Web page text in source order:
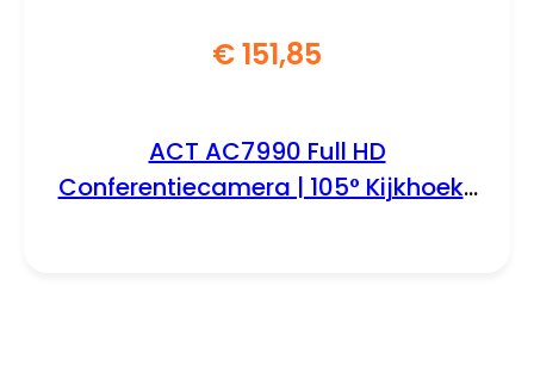
€151,85
ACT AC7990 Full HD
Conferentiecamera | 105° Kijkhoek |